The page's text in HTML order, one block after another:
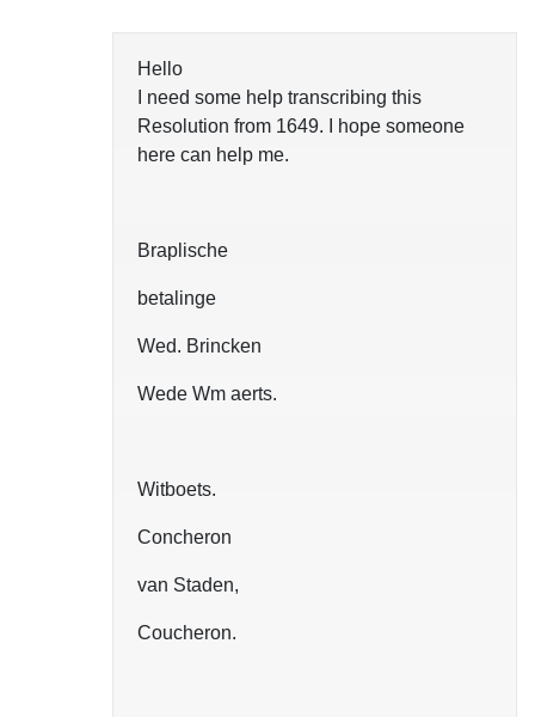
Hello
I need some help transcribing this
Resolution from 1649. I hope someone
here can help me.
Braplische
betalinge
Wed. Brincken
Wede Wm aerts.
Witboets.
Concheron
van Staden,
Coucheron.